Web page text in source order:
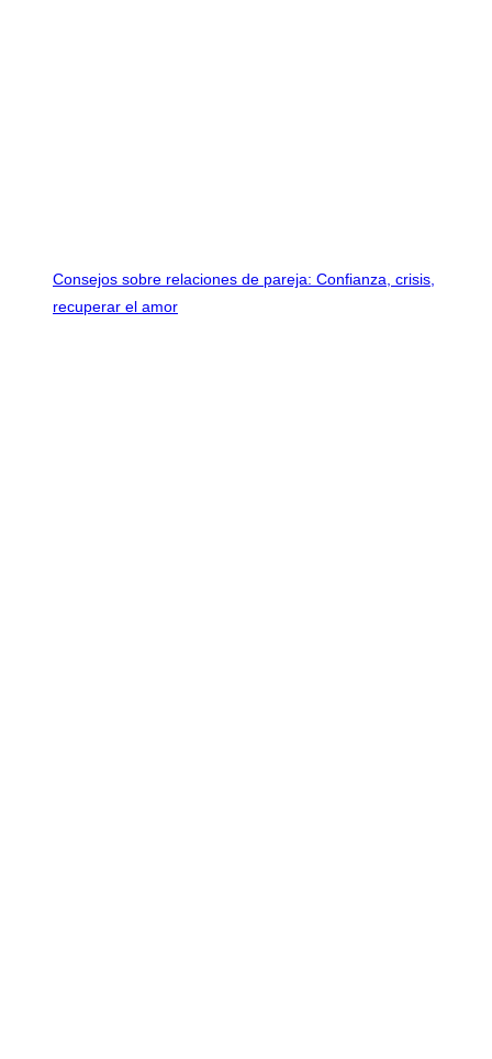
Consejos sobre relaciones de pareja: Confianza, crisis,
recuperar el amor